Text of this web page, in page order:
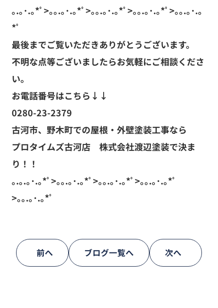
｡.｡･.｡*ﾟ>｡｡.｡･.｡*ﾟ>｡｡.｡･.｡*ﾟ>｡｡.｡･.｡*ﾟ>｡｡.｡･.｡
*ﾟ
最後までご覧いただきありがとうございます。
不明な点等ございましたらお気軽にご相談くださ
い。
お電話番号はこちら↓↓
0280-23-2379
古河市、野木町での屋根・外壁塗装工事なら
プロタイムズ古河店 株式会社渡辺塗装で決ま
り！！
｡.｡.｡･.｡*ﾟ>｡｡.｡･.｡*ﾟ>｡｡.｡･.｡*ﾟ>｡｡.｡･.｡*ﾟ
>｡｡.｡･.｡*ﾟ
前へ ブログ一覧へ 次へ